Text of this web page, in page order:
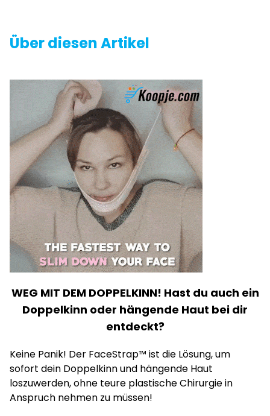
Über diesen Artikel
WEG MIT DEM DOPPELKINN! Hast du auch ein
Doppelkinn oder hängende Haut bei dir
entdeckt?
Keine Panik! Der FaceStrap™ ist die Lösung, um
sofort dein Doppelkinn und hängende Haut
loszuwerden, ohne teure plastische Chirurgie in
Anspruch nehmen zu müssen!